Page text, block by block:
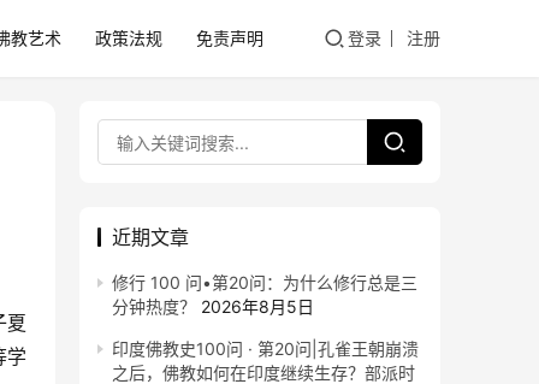
教艺术 政策法规 免责声明 登录 注册
夏
学
近期文章
修行 100 问•第20问：为什么修行总是三
分钟热度？
2026年8月5日
印度佛教史100问 · 第20问|孔雀王朝崩溃
之后，佛教如何在印度继续生存？部派时